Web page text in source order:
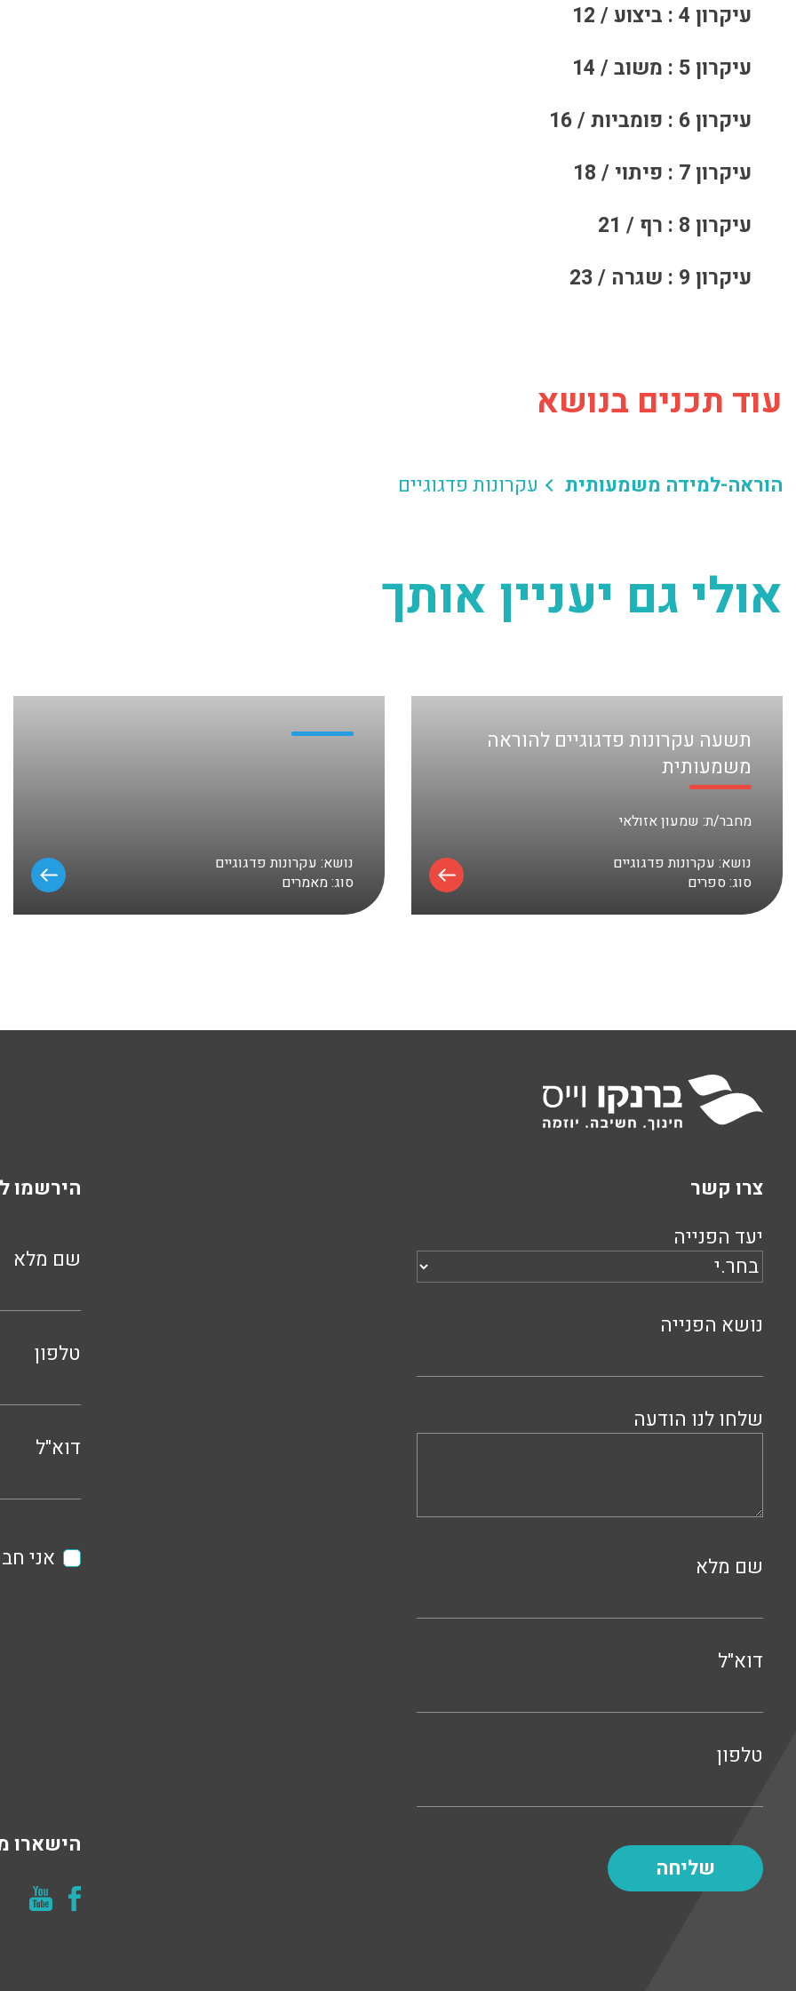
עיקרון 4 : ביצוע / 12
עיקרון 5 : משוב / 14
עיקרון 6 : פומביות / 16
עיקרון 7 : פיתוי / 18
עיקרון 8 : רף / 21
עיקרון 9 : שגרה / 23
עוד תכנים בנושא
הוראה-למידה משמעותית עקרונות פדגוגיים
אולי גם יעניין אותך
תשעה עקרונות פדגוגיים להוראה
משמעותית
מחבר/ת: שמעון אזולאי
נושא: עקרונות פדגוגיים
סוג:ספרים
נושא: עקרונות פדגוגיים
סוג:מאמרים
צרו קשר
יעד הפנייה
נושא הפנייה
שלחו לנו הודעה
שם מלא
דוא"ל
טלפון
הירשמו
שם מלא
טלפון
דוא"ל
אני
הישארו